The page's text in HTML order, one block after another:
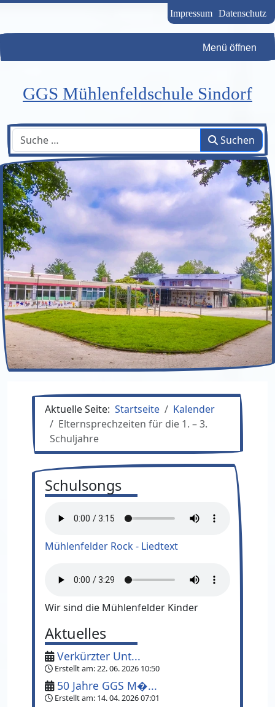
Impressum Datenschutz
Menü öffnen
GGS Mühlenfeldschule Sindorf
Suchen Suchen
Aktuelle Seite: Startseite
Kalender
Elternsprechzeiten für die 1. – 3.
Schuljahre
Schulsongs
Mühlenfelder Rock - Liedtext
Wir sind die Mühlenfelder Kinder
Aktuelles
Verkürzter Unt...
Erstellt am:22. 06. 2026 10:50
50 Jahre GGS M�...
Erstellt am: 14. 04. 2026 07:01